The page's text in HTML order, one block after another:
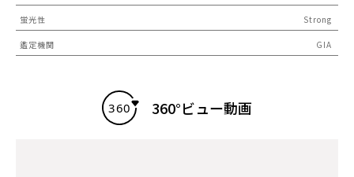
蛍光性 Strong
鑑定機関 GIA
360°ビュー動画